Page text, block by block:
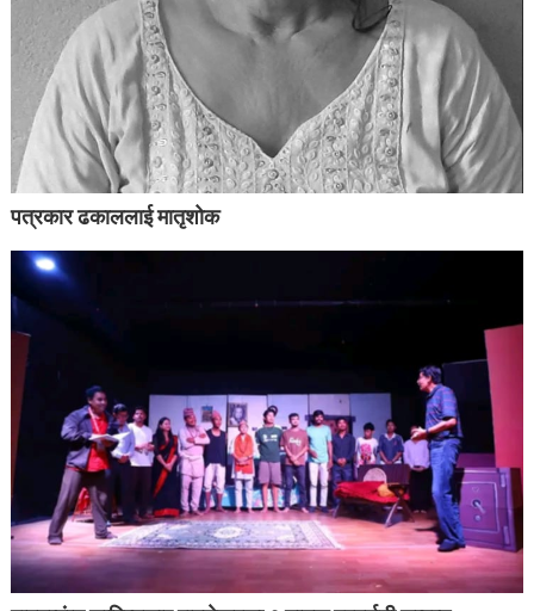
पत्रकार ढकाललाई मातृशोक